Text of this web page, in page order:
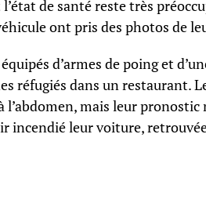
l’état de santé reste très
ont pris des photos de
d’armes de poing et
réfugiés dans un restaurant.
l’abdomen, mais leur pronostic
incendié leur voiture,